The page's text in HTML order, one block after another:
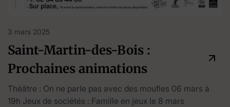
3 mars 2025
Saint-Martin-des-Bois :
Prochaines animations
Théâtre : On ne parle pas avec des moufles 06 mars à
19h Jeux de sociétés : Famille en jeux le 8 mars